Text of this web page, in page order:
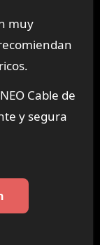
muy
Cable de
y segura